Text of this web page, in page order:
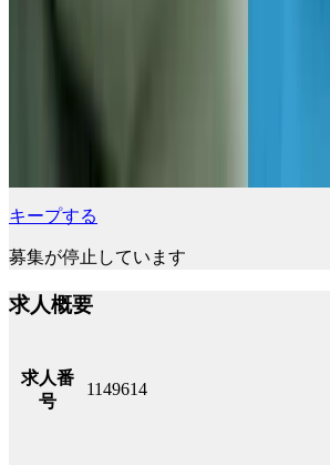
キープする
募集が停止しています
求人概要
求人番
号
1149614